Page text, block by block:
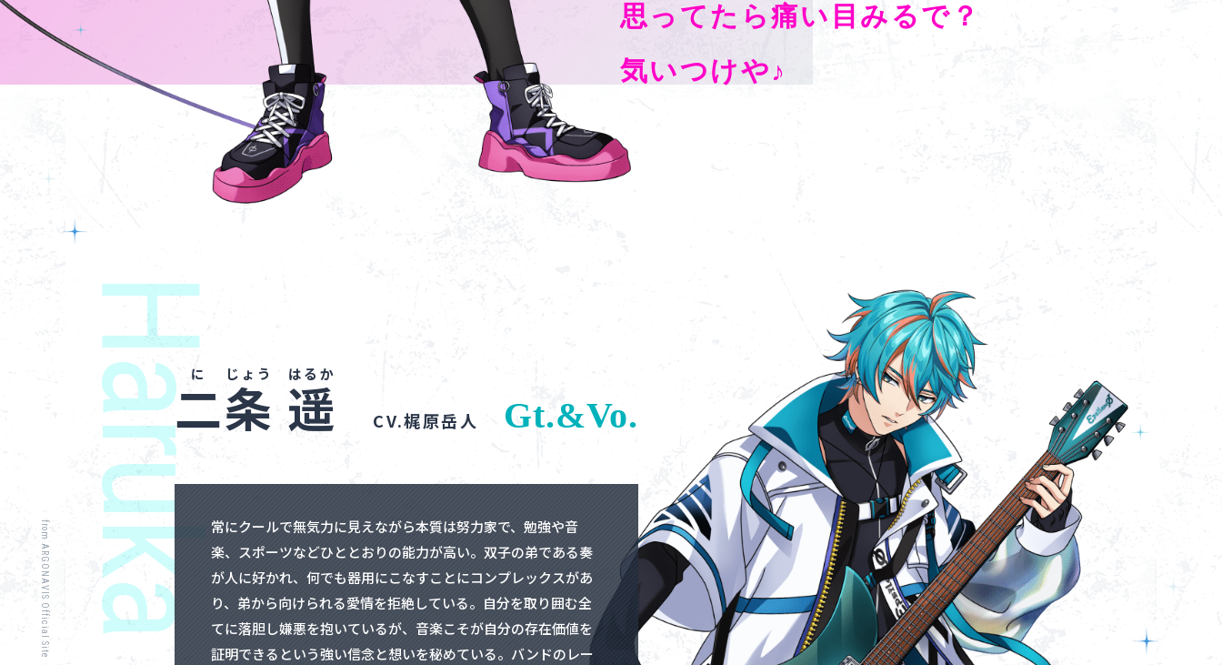
from ARGONAVIS Official Site
思ってたら痛い目みるで？
気いつけや♪
二条 遥 CV.梶原岳人 Gt.&Vo.
常にクールで無気力に見えながら本質は努力家で、勉強や音
楽、スポーツなどひととおりの能力が高い。双子の弟である奏
が人に好かれ、何でも器用にこなすことにコンプレックスがあ
り、弟から向けられる愛情を拒絶している。自分を取り囲む全
てに落胆し嫌悪を抱いているが、音楽こそが自分の存在価値を
証明できるという強い信念と想いを秘めている。バンドのレー